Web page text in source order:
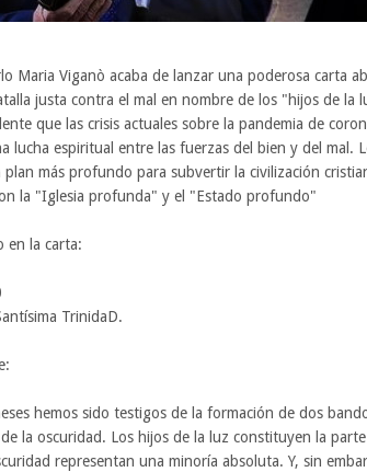
Maria Viganò acaba de lanzar una poderosa carta
justa contra el mal en nombre de los "hijos de la
que las crisis actuales sobre la pandemia de
lucha espiritual entre las fuerzas del bien y del mal.
más profundo para subvertir la civilización
la "Iglesia profunda" y el "Estado profundo"
en la carta:
TrinidaD.
hemos sido testigos de la formación de dos
la oscuridad. Los hijos de la luz constituyen la
representan una minoría absoluta. Y, sin